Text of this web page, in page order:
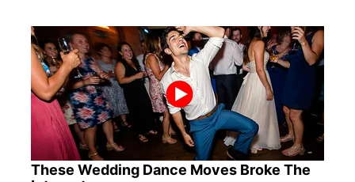
These Wedding Dance Moves Broke The